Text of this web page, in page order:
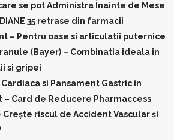
se pot Administra Înainte de Mese
35 retrase din farmacii
– Pentru oase si articulatii puternice
(Bayer) – Combinatia ideala in
si gripei
si Pansament Gastric in
Card de Reducere Pharmaccess
riscul de Accident Vascular și